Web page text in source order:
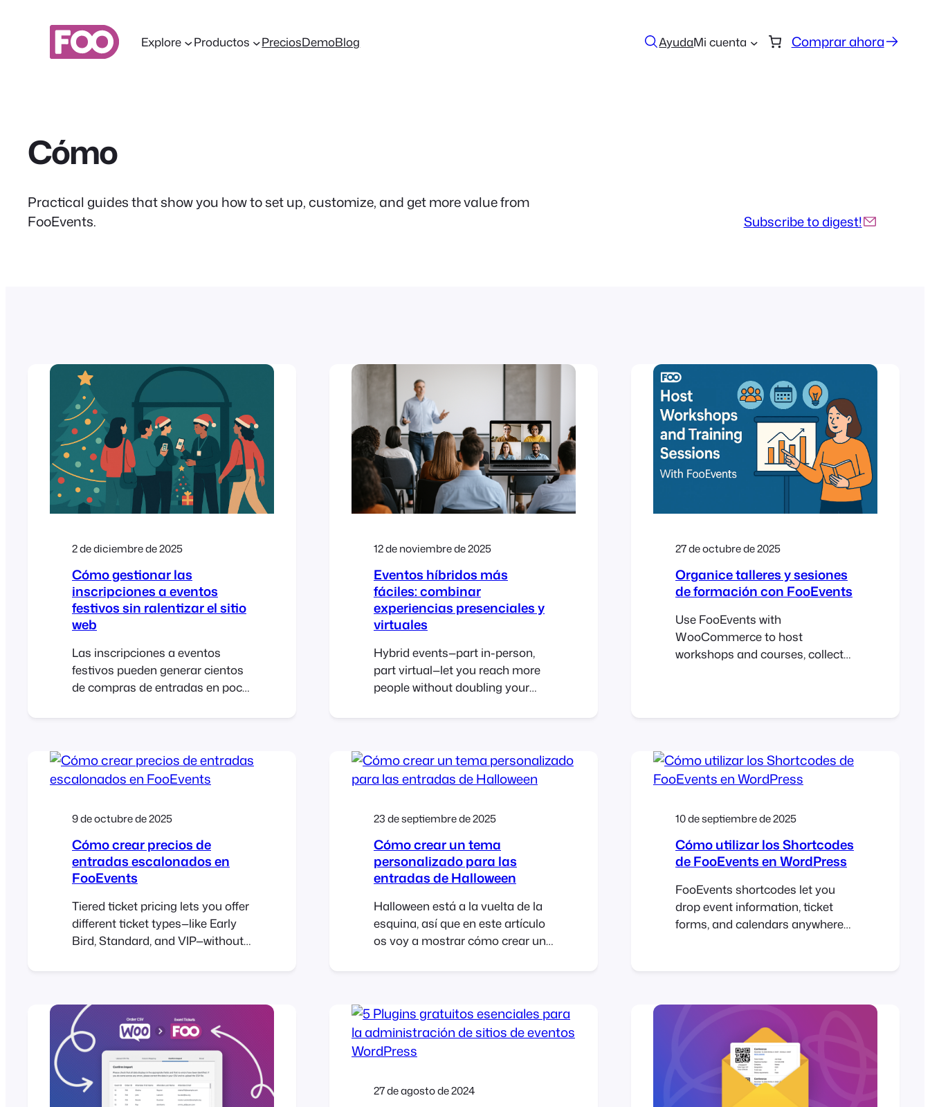
contenido
Explore Productos PreciosDemoBlog AyudaMi cuenta Comprar ahora
Cómo
Practical guides that show you how to set up, customize, and get more value from
FooEvents.
Subscribe to digest!
2 de diciembre de 2025
Cómo gestionar las
inscripciones a eventos
festivos sin ralentizar el sitio
web
Las inscripciones a eventos
festivos pueden generar cientos
de compras de entradas en poco
WooCommerce no está
volverse lentas y los pagos
fallidos. Con el alojamiento, las
reglas de almacenamiento en
FooEvents adecuados, podrá
gestionar los picos de tráfico
navideños, proteger el
rendimiento y mantener el flujo
Introducción Mercados
navideños, fotos de Papá Noel [...]
12 de noviembre de 2025
Eventos híbridos más
fáciles: combinar
experiencias presenciales y
virtuales
Hybrid events—part in-person,
part virtual—let you reach more
people without doubling your
WooCommerce, you can sell
live sessions online or at a
physical venue using one central
manage hybrid events that feel
cohesive and…
27 de octubre de 2025
Organice talleres y sesiones
de formación con FooEvents
Use FooEvents with
WooCommerce to host
workshops and courses, collect
event. This guide shows setup
recurring-session options, and
validation checks before launch.
clear schedules, simple sign-ups,
and accurate…
9 de octubre de 2025
Cómo crear precios de
entradas escalonados en
FooEvents
Tiered ticket pricing lets you offer
different ticket types—like Early
Bird, Standard, and VIP—without
FooEvents and WooCommerce,
variations, set prices and stock
per tier, and collect attendee
details per ticket. This post
shows you how to set it up and
validate it from start to finish….
23 de septiembre de 2025
Cómo crear un tema
personalizado para las
entradas de Halloween
Halloween está a la vuelta de la
esquina, así que en este artículo
os voy a mostrar cómo crear un
personalizado y hacerlo nuestro.
y CSS, transformaremos el Tema
de Entradas del Pabellón en un
espeluznante diseño inspirado en
Halloween, perfecto para tu
10 de septiembre de 2025
Cómo utilizar los Shortcodes
de FooEvents en WordPress
FooEvents shortcodes let you
drop event information, ticket
forms, and calendars anywhere
beginner-friendly, and give you
through the main shortcodes,
when to use them, and where to
find extra help. Introduction If
you’ve spent time…
27 de agosto de 2024